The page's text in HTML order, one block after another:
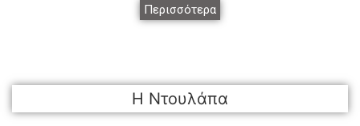
Περισσότερα
Η Ντουλάπα